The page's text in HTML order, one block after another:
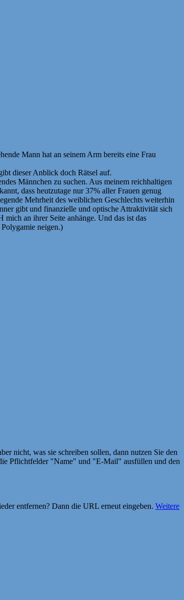
Mann hat an seinem Arm bereits eine Frau
dieser Anblick doch Rätsel auf.
Männchen zu suchen. Aus meinem reichhaltigen
dass heutzutage nur 37% aller Frauen genug
Mehrheit des weiblichen Geschlechts weiterhin
gibt und finanzielle und optische Attraktivität sich
mich an ihrer Seite anhänge. Und das ist das
neigen.)
nicht, was sie schreiben sollen, dann nutzen Sie den
Pflichtfelder "Name" und "E-Mail" ausfüllen und den
entfernen? Dann die URL erneut eingeben. Weitere